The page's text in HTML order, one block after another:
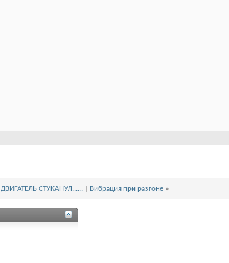
ДВИГАТЕЛЬ СТУКАНУЛ......| Вибрация при разгоне »